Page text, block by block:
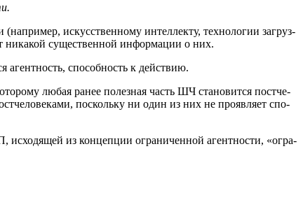
искус­ствен­но­му интел­лек­ту, тех­но­ло­гии загруз­
ника­кой суще­ствен­ной инфор­ма­ции о них.
спо­соб­ность к действию.
любая ранее полез­ная часть ШЧ ста­но­вит­ся пост­че­
посколь­ку ни один из них не про­яв­ля­ет спо­
исхо­дя­щей из кон­цеп­ции огра­ни­чен­ной агент­но­сти, «огра­